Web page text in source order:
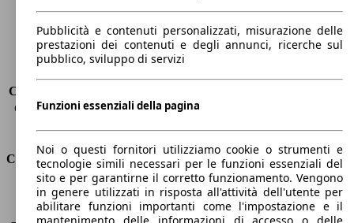
Porte
5
Sedili
5
Capacità di traino (senza freni)
Capacità di traino (con freni)
750 kg
Consumi
Emissioni di CO2*
-
Consumo (urbano)
-
Pubblicità e contenuti personalizzati, misurazione delle
prestazioni dei contenuti e degli annunci, ricerche sul
pubblico, sviluppo di servizi
Funzioni essenziali della pagina
Noi o questi fornitori utilizziamo cookie o strumenti e
tecnologie simili necessari per le funzioni essenziali del
sito e per garantirne il corretto funzionamento. Vengono
in genere utilizzati in risposta all'attività dell'utente per
abilitare funzioni importanti come l'impostazione e il
mantenimento delle informazioni di accesso o delle